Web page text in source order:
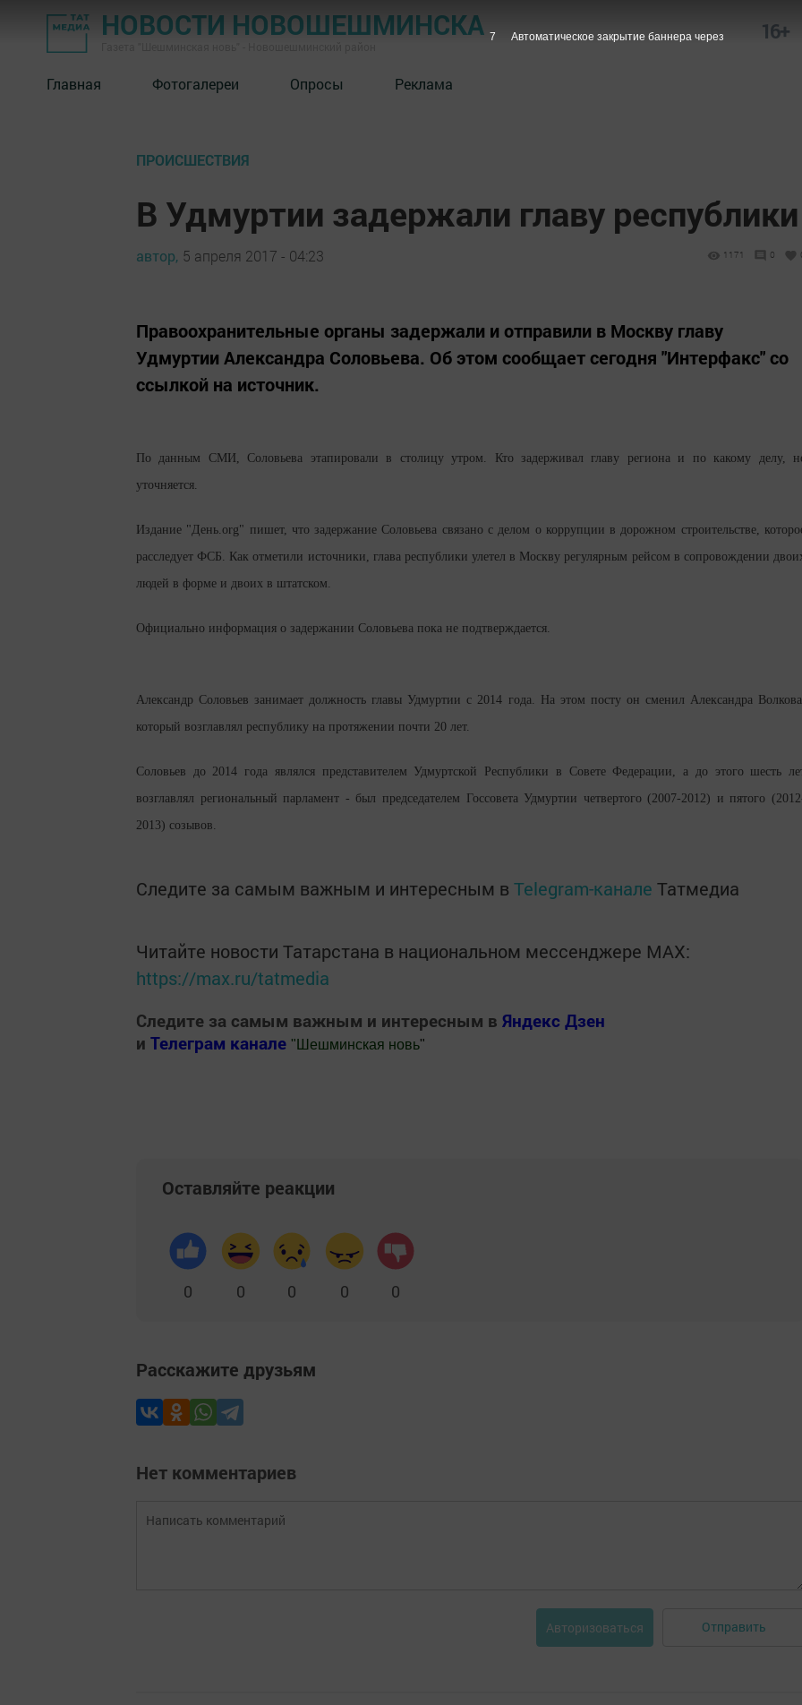
НОВОСТИ НОВОШЕШМИНСКА 16+
Главная Фотогалереи Опросы Реклама
ПРОИСШЕСТВИЯ
В Удмуртии задержали главу республики
автор, 5 апреля 2017 - 04:23 1171 0
Правоохранительные органы задержали и отправили в Москву главу
Удмуртии Александра Соловьева. Об этом сообщает сегодня "Интерфакс" со
ссылкой на источник.
По данным СМИ, Соловьева этапировали в столицу утром. Кто задерживал главу региона и по какому делу,
уточняется.
Издание "День.org" пишет, что задержание Соловьева связано с делом о коррупции в дорожном строительстве,
расследует ФСБ. Как отметили источники, глава республики улетел в Москву регулярным рейсом в сопровождении
людей в форме и двоих в штатском.
Официально информация о задержании Соловьева пока не подтверждается.​
Александр Соловьев занимает должность главы Удмуртии с 2014 года. На этом посту он сменил Александра
который возглавлял республику на протяжении почти 20 лет.
Соловьев до 2014 года являлся представителем Удмуртской Республики в Совете Федерации, а до этого шесть
возглавлял региональный парламент - был председателем Госсовета Удмуртии четвертого (2007-2012) и пятого
2013) созывов.
Следите за самым важным и интересным в Telegram-канале Татмедиа
Читайте новости Татарстана в национальном мессенджере MАХ:
https://max.ru/tatmedia
Следите за самым важным и интересным в Яндекс Дзен
и Телеграм канале " Шешминская новь"
Оставляйте реакции
0 0 0 0 0
Расскажите друзьям
Нет комментариев
Авторизоваться Отправить
6 Автоматическое закрытие баннера через